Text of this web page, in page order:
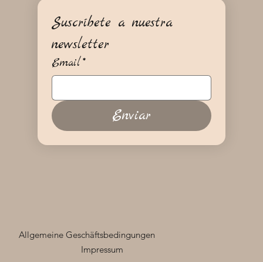
Impressum
Allgemeine Geschäftsbedingungen
Suscríbete a nuestra
newsletter
Email*
Enviar